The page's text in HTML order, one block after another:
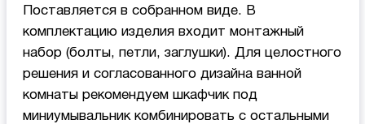
Поставляется в собранном виде. В
комплектацию изделия входит монтажный
набор (болты, петли, заглушки). Для целостного
решения и согласованного дизайна ванной
комнаты рекомендуем шкафчик под
миниумывальник комбинировать с остальными